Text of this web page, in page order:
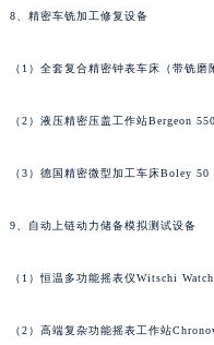
8、精密车铣加工修复设备
（1）全套复合精密钟表车床（带铣
（2）液压精密压盖工作站Bergeon
（3）德国精密微型加工车床Boley 50
9、自动上链动力储备模拟测试设备
（1）恒温多功能摇表仪Witschi
（2）高端复杂功能摇表工作站